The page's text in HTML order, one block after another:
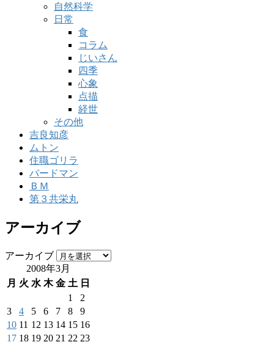
自然科学
日常
食
コラム
じいさん
四季
心象
点描
経世
その他
吉良知彦
ムトン
住職ゴリラ
バードマン
ＢＭ
第３共栄丸
アーカイブ
アーカイブ
2008年3月
月 火 水 木 金 土 日
1
2
3
4 5 6 7 8
9
10 11 12 13 14 15 16
17 18 19 20 21 22 23